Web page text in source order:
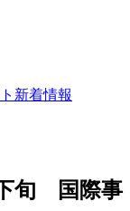
新着情報
旬 国際事